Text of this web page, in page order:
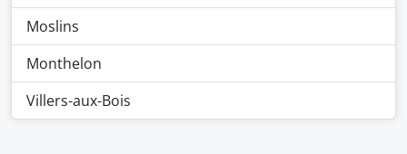
Moslins
Monthelon
Villers-aux-Bois